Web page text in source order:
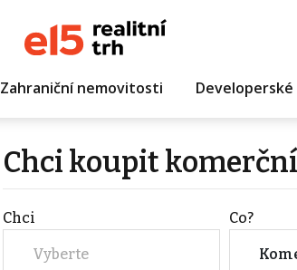
Zahraniční nemovitosti
Chci koupit
Chci
Vyberte
Co?